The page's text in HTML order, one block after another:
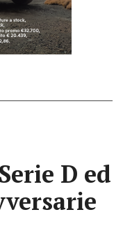
D ed